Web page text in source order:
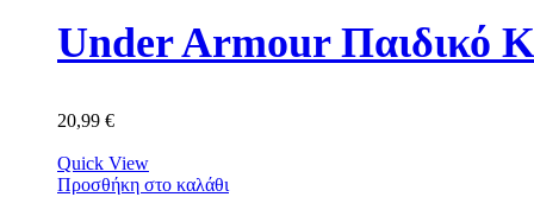
Under Armour Παιδικό
20,99 €
Quick View
Προσθήκη στο καλάθι